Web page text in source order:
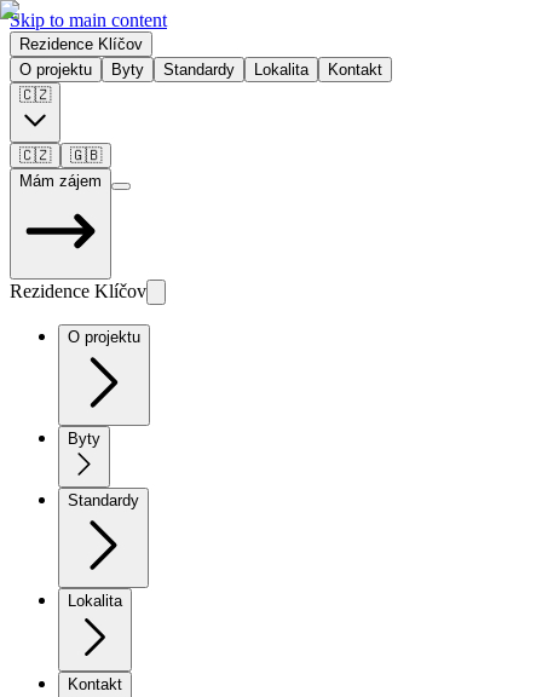
Skip to main content
Rezidence Klíčov
O projektu
Byty Standardy Lokalita
Kontakt
🇨🇿
🇨🇿
🇬🇧
Mám zájem
Rezidence Klíčov
O projektu
Byty
Standardy
Lokalita
Kontakt